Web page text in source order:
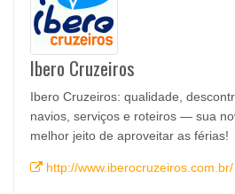
Ibero Cruzeiros
Ibero Cruzeiros: qualidade,
navios, serviços e roteiros — sua
melhor jeito de aproveitar as férias!
http://www.iberocruzeiros.com.br/